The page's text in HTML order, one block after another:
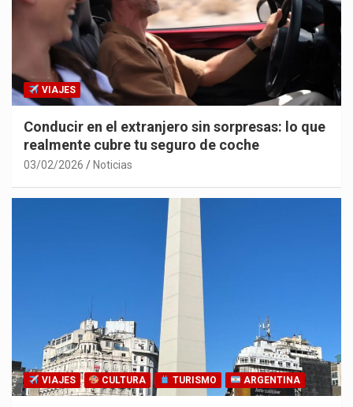
VIAJES
Conducir en el extranjero sin sorpresas: lo que
realmente cubre tu seguro de coche
03/02/2026 Noticias
VIAJES CULTURA TURISMO ARGENTINA